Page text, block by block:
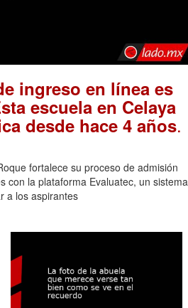
ingreso en línea es
escuela en Celaya
desde hace 4 años.
fortalece su proceso de admisión
con la plataforma Evaluatec, un sistema
a los aspirantes